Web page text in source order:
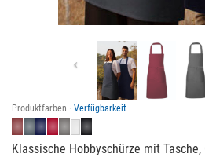
Previous
Produktfarben · Verfügbarkeit
Klassische Hobbyschürze mit